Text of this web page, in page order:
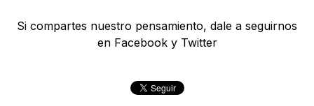
Si compartes nuestro pensamiento, dale a seguirnos
en Facebook y Twitter